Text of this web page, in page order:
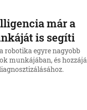
már a
is segíti
robotika egyre nagyobb
munkájában, és